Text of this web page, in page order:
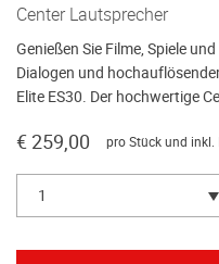
Center Lautsprecher
Genießen Sie Filme, Spiele
Dialogen und
Elite ES30. Der hochwertige
€ 259,00 pro Stück und inkl.
1